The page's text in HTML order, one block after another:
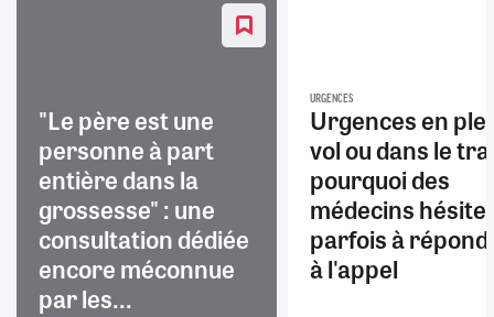
"Le père est une
personne à part
entière dans la
grossesse" : une
consultation dédiée
encore méconnue
par les...
URGENCES
Urgences en
vol ou dans le
pourquoi des
médecins
parfois à
à l'appel